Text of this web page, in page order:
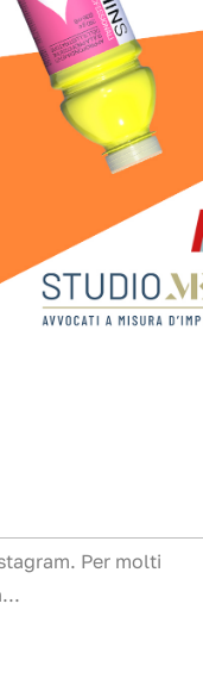
Per molti